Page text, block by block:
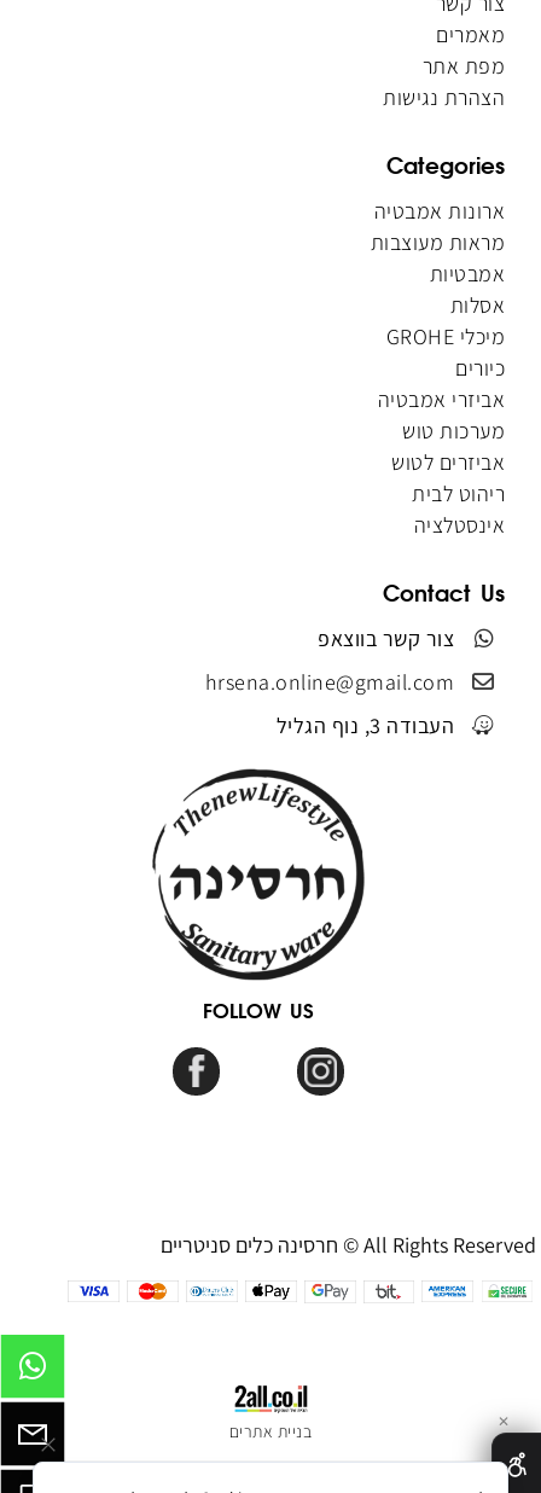
מאמרים
מפת אתר
הצהרת נגישות
Categories
ארונות אמבטיה
מראות מעוצבות
אמבטיות
אסלות
מיכלי GROHE
כיורים
אביזרי אמבטיה
מערכות טוש
אביזרים לטוש
ריהוט לבית
אינסטלציה
Contact Us
צור קשר בווצאפ
hrsena.online@gmail.com
העבודה 3, נוף הגליל
FOLLOW US
חרסינה כלים סניטריים © All Rights Reserved
בניית אתרים ✕